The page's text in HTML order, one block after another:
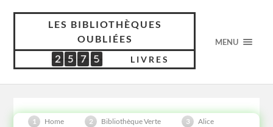
LES BIBLIOTHÈQUES
OUBLIÉES
2
5
2 5
0
5 7
7
7
7 5
1
5 LIVRES
MENU
Home Bibliothèque Verte
Alice